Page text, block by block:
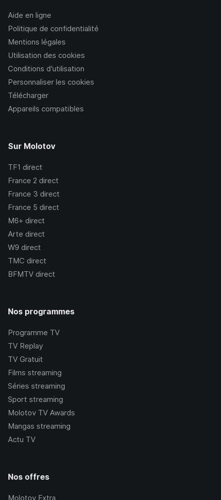
Aide en ligne
Politique de confidentialité
Mentions légales
Utilisation des cookies
Conditions d’utilisation
Personnaliser les cookies
Télécharger
Appareils compatibles
Sur Molotov
TF1 direct
France 2 direct
France 3 direct
France 5 direct
M6+ direct
Arte direct
W9 direct
TMC direct
BFMTV direct
Nos programmes
Programme TV
TV Replay
TV Gratuit
Films streaming
Séries streaming
Sport streaming
Molotov TV Awards
Mangas streaming
Actu TV
Nos offres
Molotov Extra